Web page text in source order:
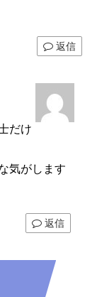
返信
だけ
気がします
返信